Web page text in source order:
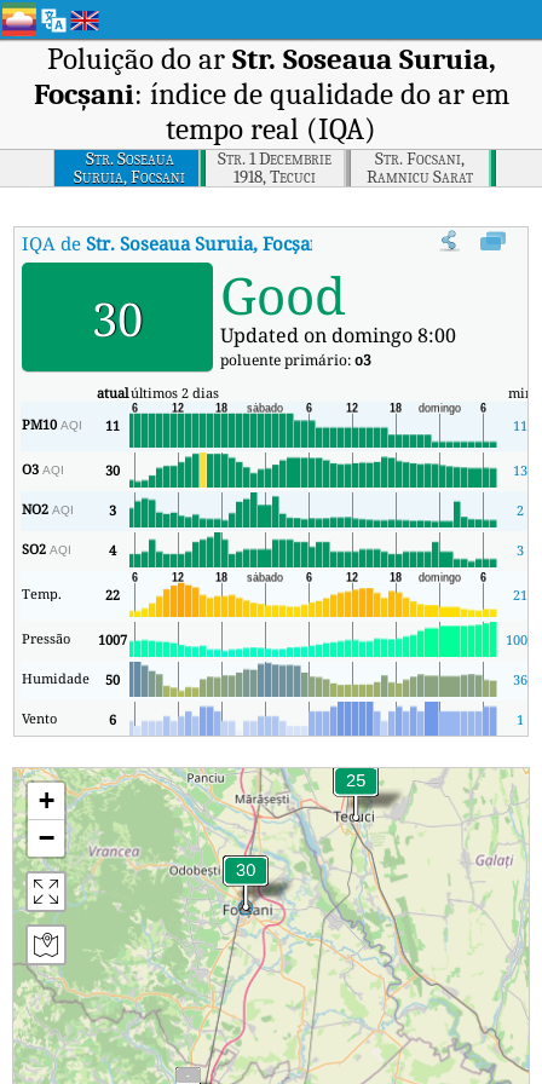
Poluição do ar Str. Soseaua Suruia,
Focșani: índice de qualidade do ar em
tempo real (IQA)
Str. Soseaua
Suruia, Focsani
Str. 1 Decembrie
1918, Tecuci
Str. Focsani,
Ramnicu Sarat
IQA deStr. Soseaua Suruia, Focșani Índice de Qualidade do Ar
30 Good
Updated on domingo 8:00
poluente primário:o3
atualúltimos 2 dias min
PM10AQI 11 11
O3AQI 30 13
NO2AQI 3 2
SO2AQI 4 3
Temp. 22 21
Pressão 1007 1000
Humidade 50 36
Vento 6 1
+
−